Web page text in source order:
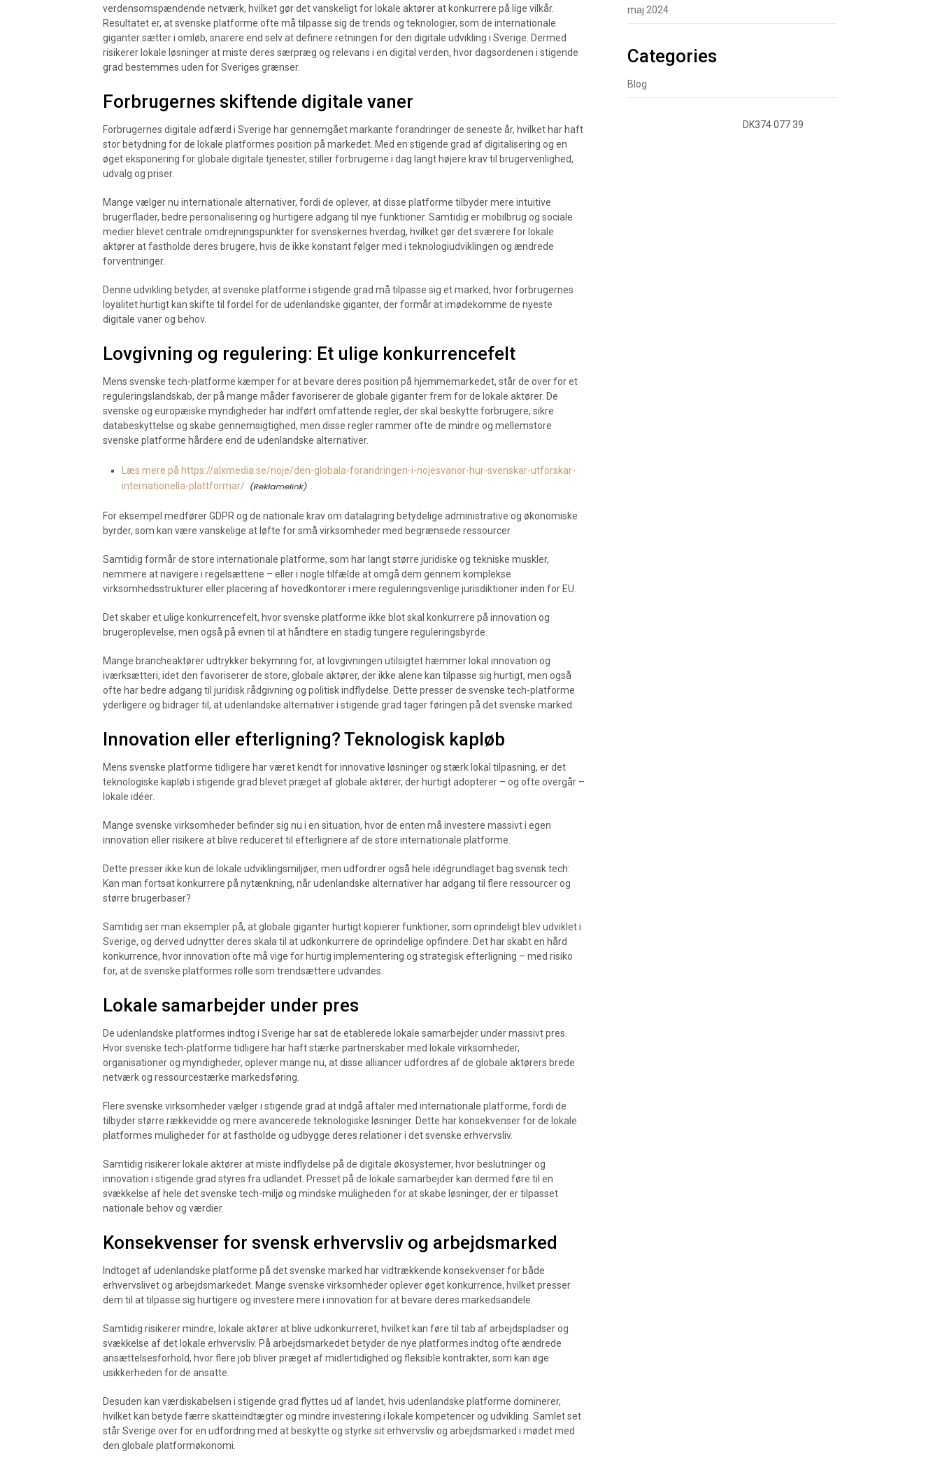
verdensomspændende netværk, hvilket gør det vanskeligt for lokale aktører at konkurrere på lige vilkår.
Resultatet er, at svenske platforme ofte må tilpasse sig de trends og teknologier, som de internationale
giganter sætter i omløb, snarere end selv at definere retningen for den digitale udvikling i Sverige. Dermed
risikerer lokale løsninger at miste deres særpræg og relevans i en digital verden, hvor dagsordenen i stigende
grad bestemmes uden for Sveriges grænser.
Forbrugernes skiftende digitale vaner
Forbrugernes digitale adfærd i Sverige har gennemgået markante forandringer de seneste år, hvilket har haft
stor betydning for de lokale platformes position på markedet. Med en stigende grad af digitalisering og en
øget eksponering for globale digitale tjenester, stiller forbrugerne i dag langt højere krav til brugervenlighed,
udvalg og priser.
Mange vælger nu internationale alternativer, fordi de oplever, at disse platforme tilbyder mere intuitive
brugerflader, bedre personalisering og hurtigere adgang til nye funktioner. Samtidig er mobilbrug og sociale
medier blevet centrale omdrejningspunkter for svenskernes hverdag, hvilket gør det sværere for lokale
aktører at fastholde deres brugere, hvis de ikke konstant følger med i teknologiudviklingen og ændrede
forventninger.
Denne udvikling betyder, at svenske platforme i stigende grad må tilpasse sig et marked, hvor forbrugernes
loyalitet hurtigt kan skifte til fordel for de udenlandske giganter, der formår at imødekomme de nyeste
digitale vaner og behov.
Lovgivning og regulering: Et ulige konkurrencefelt
Mens svenske tech-platforme kæmper for at bevare deres position på hjemmemarkedet, står de over for et
reguleringslandskab, der på mange måder favoriserer de globale giganter frem for de lokale aktører. De
svenske og europæiske myndigheder har indført omfattende regler, der skal beskytte forbrugere, sikre
databeskyttelse og skabe gennemsigtighed, men disse regler rammer ofte de mindre og mellemstore
svenske platforme hårdere end de udenlandske alternativer.
Læs mere på https://alxmedia.se/noje/den-globala-forandringen-i-nojesvanor-hur-svenskar-utforskar-
internationella-plattformar/
For eksempel medfører GDPR og de nationale krav om datalagring betydelige administrative og økonomiske
byrder, som kan være vanskelige at løfte for små virksomheder med begrænsede ressourcer.
Samtidig formår de store internationale platforme, som har langt større juridiske og tekniske muskler,
nemmere at navigere i regelsættene – eller i nogle tilfælde at omgå dem gennem komplekse
virksomhedsstrukturer eller placering af hovedkontorer i mere reguleringsvenlige jurisdiktioner inden for EU.
Det skaber et ulige konkurrencefelt, hvor svenske platforme ikke blot skal konkurrere på innovation og
brugeroplevelse, men også på evnen til at håndtere en stadig tungere reguleringsbyrde.
Mange brancheaktører udtrykker bekymring for, at lovgivningen utilsigtet hæmmer lokal innovation og
iværksætteri, idet den favoriserer de store, globale aktører, der ikke alene kan tilpasse sig hurtigt, men også
ofte har bedre adgang til juridisk rådgivning og politisk indflydelse. Dette presser de svenske tech-platforme
yderligere og bidrager til, at udenlandske alternativer i stigende grad tager føringen på det svenske marked.
Innovation eller efterligning? Teknologisk kapløb
Mens svenske platforme tidligere har været kendt for innovative løsninger og stærk lokal tilpasning, er det
teknologiske kapløb i stigende grad blevet præget af globale aktører, der hurtigt adopterer – og ofte overgår –
lokale idéer.
Mange svenske virksomheder befinder sig nu i en situation, hvor de enten må investere massivt i egen
innovation eller risikere at blive reduceret til efterlignere af de store internationale platforme.
Dette presser ikke kun de lokale udviklingsmiljøer, men udfordrer også hele idégrundlaget bag svensk tech:
Kan man fortsat konkurrere på nytænkning, når udenlandske alternativer har adgang til flere ressourcer og
større brugerbaser?
Samtidig ser man eksempler på, at globale giganter hurtigt kopierer funktioner, som oprindeligt blev udviklet i
Sverige, og derved udnytter deres skala til at udkonkurrere de oprindelige opfindere. Det har skabt en hård
konkurrence, hvor innovation ofte må vige for hurtig implementering og strategisk efterligning – med risiko
for, at de svenske platformes rolle som trendsættere udvandes.
Lokale samarbejder under pres
De udenlandske platformes indtog i Sverige har sat de etablerede lokale samarbejder under massivt pres.
Hvor svenske tech-platforme tidligere har haft stærke partnerskaber med lokale virksomheder,
organisationer og myndigheder, oplever mange nu, at disse alliancer udfordres af de globale aktørers brede
netværk og ressourcestærke markedsføring.
Flere svenske virksomheder vælger i stigende grad at indgå aftaler med internationale platforme, fordi de
tilbyder større rækkevidde og mere avancerede teknologiske løsninger. Dette har konsekvenser for de lokale
platformes muligheder for at fastholde og udbygge deres relationer i det svenske erhvervsliv.
Samtidig risikerer lokale aktører at miste indflydelse på de digitale økosystemer, hvor beslutninger og
innovation i stigende grad styres fra udlandet. Presset på de lokale samarbejder kan dermed føre til en
svækkelse af hele det svenske tech-miljø og mindske muligheden for at skabe løsninger, der er tilpasset
nationale behov og værdier.
Konsekvenser for svensk erhvervsliv og arbejdsmarked
Indtoget af udenlandske platforme på det svenske marked har vidtrækkende konsekvenser for både
erhvervslivet og arbejdsmarkedet. Mange svenske virksomheder oplever øget konkurrence, hvilket presser
dem til at tilpasse sig hurtigere og investere mere i innovation for at bevare deres markedsandele.
Samtidig risikerer mindre, lokale aktører at blive udkonkurreret, hvilket kan føre til tab af arbejdspladser og
svækkelse af det lokale erhvervsliv. På arbejdsmarkedet betyder de nye platformes indtog ofte ændrede
ansættelsesforhold, hvor flere job bliver præget af midlertidighed og fleksible kontrakter, som kan øge
usikkerheden for de ansatte.
Desuden kan værdiskabelsen i stigende grad flyttes ud af landet, hvis udenlandske platforme dominerer,
hvilket kan betyde færre skatteindtægter og mindre investering i lokale kompetencer og udvikling. Samlet set
står Sverige over for en udfordring med at beskytte og styrke sit erhvervsliv og arbejdsmarked i mødet med
den globale platformøkonomi.
maj 2024
Categories
Blog
DK374 077 39